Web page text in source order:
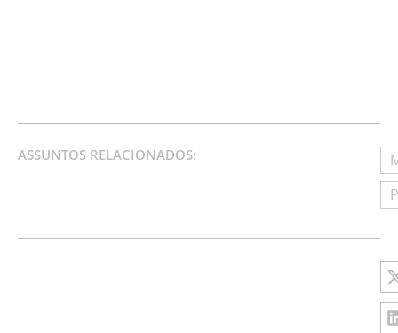
ASSUNTOS RELACIONADOS: